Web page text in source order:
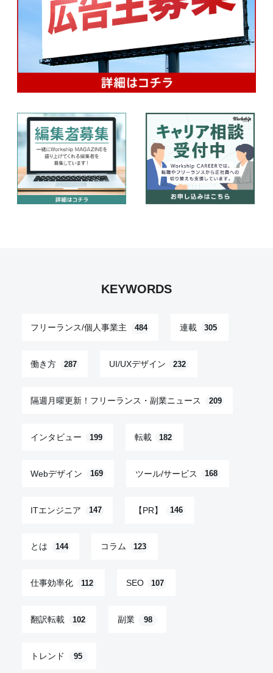
KEYWORDS
フリーランス/個人事業主 484 連載 305
働き方 287 UI/UXデザイン 232
隔週月曜更新！フリーランス・副業ニュース 209
インタビュー 199 転載 182
Webデザイン 169 ツール/サービス 168
ITエンジニア 147 【PR】 146
とは 144 コラム 123
仕事効率化 112 SEO 107
翻訳転載 102 副業 98
トレンド 95